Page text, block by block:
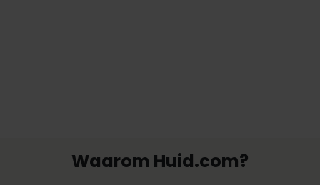
Waarom Huid.com?